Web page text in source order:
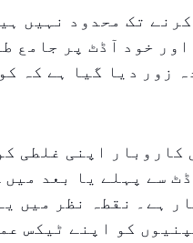
تک محدود نہیں
خود آڈٹ پر جامع
زور دیا گیا ہے کہ
کاروبار اپنی غلطی
سے پہلے یا بعد
ہے۔ نقطہ نظر میں
کو اپنے ٹیکس